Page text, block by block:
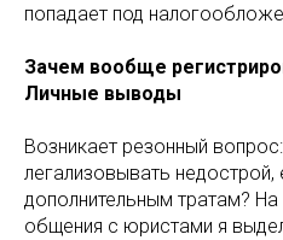
попадает под
Зачем вообще
Личные выводы
Возникает резонный
легализовывать недострой,
дополнительным тратам?
общения с юристами я